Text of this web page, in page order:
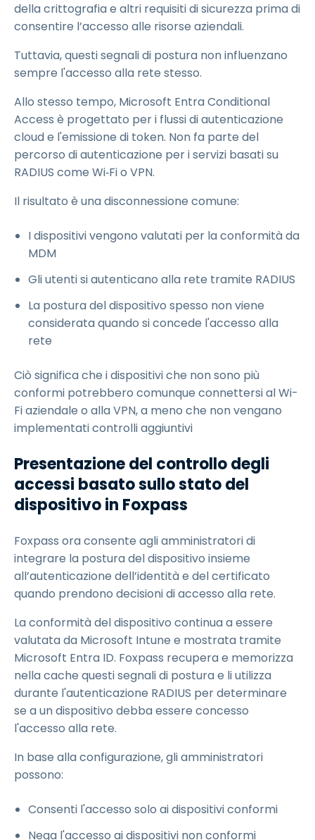
della crittografia e altri requisiti di sicurezza prima di
consentire l’accesso alle risorse aziendali.
Tuttavia, questi segnali di postura non influenzano
sempre l'accesso alla rete stesso.
Allo stesso tempo, Microsoft Entra Conditional
Access è progettato per i flussi di autenticazione
cloud e l'emissione di token. Non fa parte del
percorso di autenticazione per i servizi basati su
RADIUS come Wi‑Fi o VPN.
Il risultato è una disconnessione comune:
I dispositivi vengono valutati per la conformità da
MDM
Gli utenti si autenticano alla rete tramite RADIUS
La postura del dispositivo spesso non viene
considerata quando si concede l'accesso alla
rete
Ciò significa che i dispositivi che non sono più
conformi potrebbero comunque connettersi al Wi-
Fi aziendale o alla VPN, a meno che non vengano
implementati controlli aggiuntivi
Presentazione del controllo degli
accessi basato sullo stato del
dispositivo in Foxpass
Foxpass ora consente agli amministratori di
integrare la postura del dispositivo insieme
all’autenticazione dell’identità e del certificato
quando prendono decisioni di accesso alla rete.
La conformità del dispositivo continua a essere
valutata da Microsoft Intune e mostrata tramite
Microsoft Entra ID. Foxpass recupera e memorizza
nella cache questi segnali di postura e li utilizza
durante l'autenticazione RADIUS per determinare
se a un dispositivo debba essere concesso
l'accesso alla rete.
In base alla configurazione, gli amministratori
possono:
Consenti l'accesso solo ai dispositivi conformi
Nega l'accesso ai dispositivi non conformi